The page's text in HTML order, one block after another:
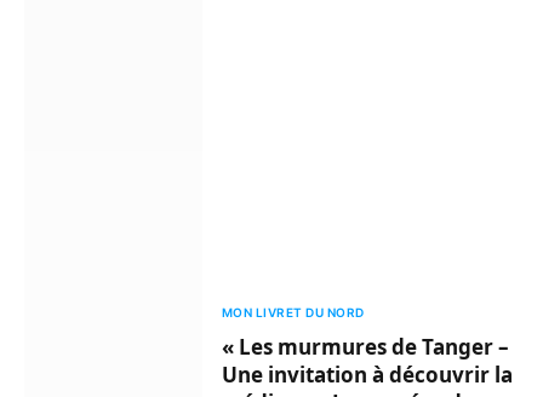
MON LIVRET DU NORD
« Les murmures de Tanger –
Une invitation à découvrir la